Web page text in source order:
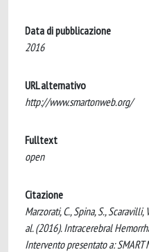
Data di pubblicazione
2016
URL alternativo
http://www.smartonweb.org/
Fulltext
open
Citazione
Marzorati, C., Spina, S., Scaravilli,
al. (2016). Intracerebral
Intervento presentato a: